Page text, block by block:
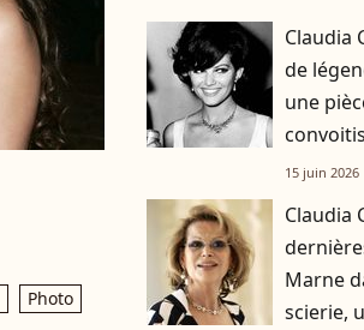
Photo
Claudia
de
une
15 juin 2026
Claudia
Marne
scierie,